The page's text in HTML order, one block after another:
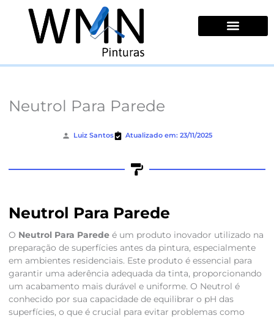
conteúdo
Neutrol Para Parede
Luiz Santos Atualizado em: 23/11/2025
Neutrol Para Parede
O Neutrol Para Paredeé um produto inovador utilizado na
preparação de superfícies antes da pintura, especialmente
em ambientes residenciais. Este produto é essencial para
garantir uma aderência adequada da tinta, proporcionando
um acabamento mais durável e uniforme. O Neutrol é
conhecido por sua capacidade de equilibrar o pH das
superfícies, o que é crucial para evitar problemas como